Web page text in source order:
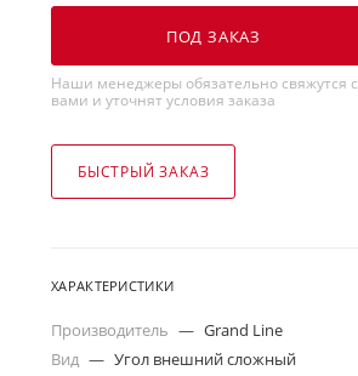
ПОД ЗАКАЗ
Наши менеджеры обязательно свяжутся с
вами и уточнят условия заказа
БЫСТРЫЙ ЗАКАЗ
ХАРАКТЕРИСТИКИ
Производитель — Grand Line
Вид — Угол внешний сложный